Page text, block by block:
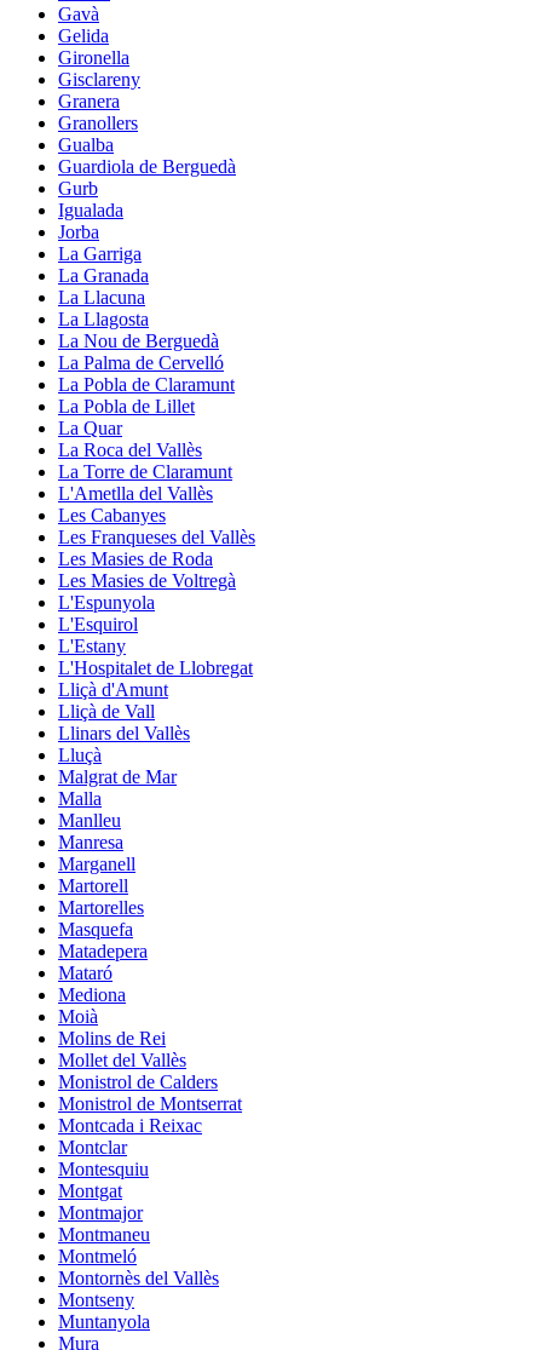
Gavà
Gelida
Gironella
Gisclareny
Granera
Granollers
Gualba
Guardiola de Berguedà
Gurb
Igualada
Jorba
La Garriga
La Granada
La Llacuna
La Llagosta
La Nou de Berguedà
La Palma de Cervelló
La Pobla de Claramunt
La Pobla de Lillet
La Quar
La Roca del Vallès
La Torre de Claramunt
L'Ametlla del Vallès
Les Cabanyes
Les Franqueses del Vallès
Les Masies de Roda
Les Masies de Voltregà
L'Espunyola
L'Esquirol
L'Estany
L'Hospitalet de Llobregat
Lliçà d'Amunt
Lliçà de Vall
Llinars del Vallès
Lluçà
Malgrat de Mar
Malla
Manlleu
Manresa
Marganell
Martorell
Martorelles
Masquefa
Matadepera
Mataró
Mediona
Moià
Molins de Rei
Mollet del Vallès
Monistrol de Calders
Monistrol de Montserrat
Montcada i Reixac
Montclar
Montesquiu
Montgat
Montmajor
Montmaneu
Montmeló
Montornès del Vallès
Montseny
Muntanyola
Mura